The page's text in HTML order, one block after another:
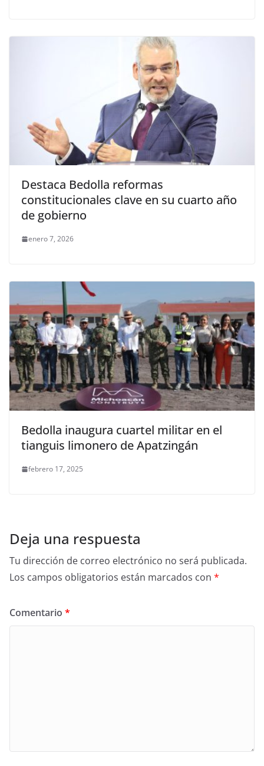
Destaca Bedolla reformas
constitucionales clave en su cuarto año
de gobierno
enero 7, 2026
Bedolla inaugura cuartel militar en el
tianguis limonero de Apatzingán
febrero 17, 2025
Deja una respuesta
Tu dirección de correo electrónico no será publicada.
Los campos obligatorios están marcados con *
Comentario *